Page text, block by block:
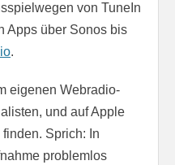
von TuneIn
Apps über Sonos bis
.
eigenen Webradio-
und auf Apple
Sprich: In
problemlos